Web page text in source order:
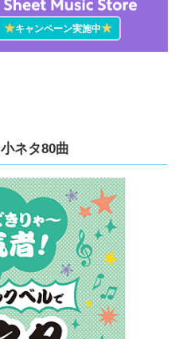
★キャンペーン実施中★
ネタ80曲